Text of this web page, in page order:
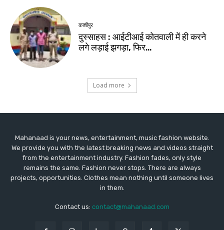
Mahanaad is your news, entertainment, music fashion website.
We provide you with the latest breaking news and videos straight
from the entertainment industry. Fashion fades, only style
remains the same. Fashion never stops. There are always
projects, opportunities. Clothes mean nothing until someone lives
in them.
Contact us: contact@mahanaad.com